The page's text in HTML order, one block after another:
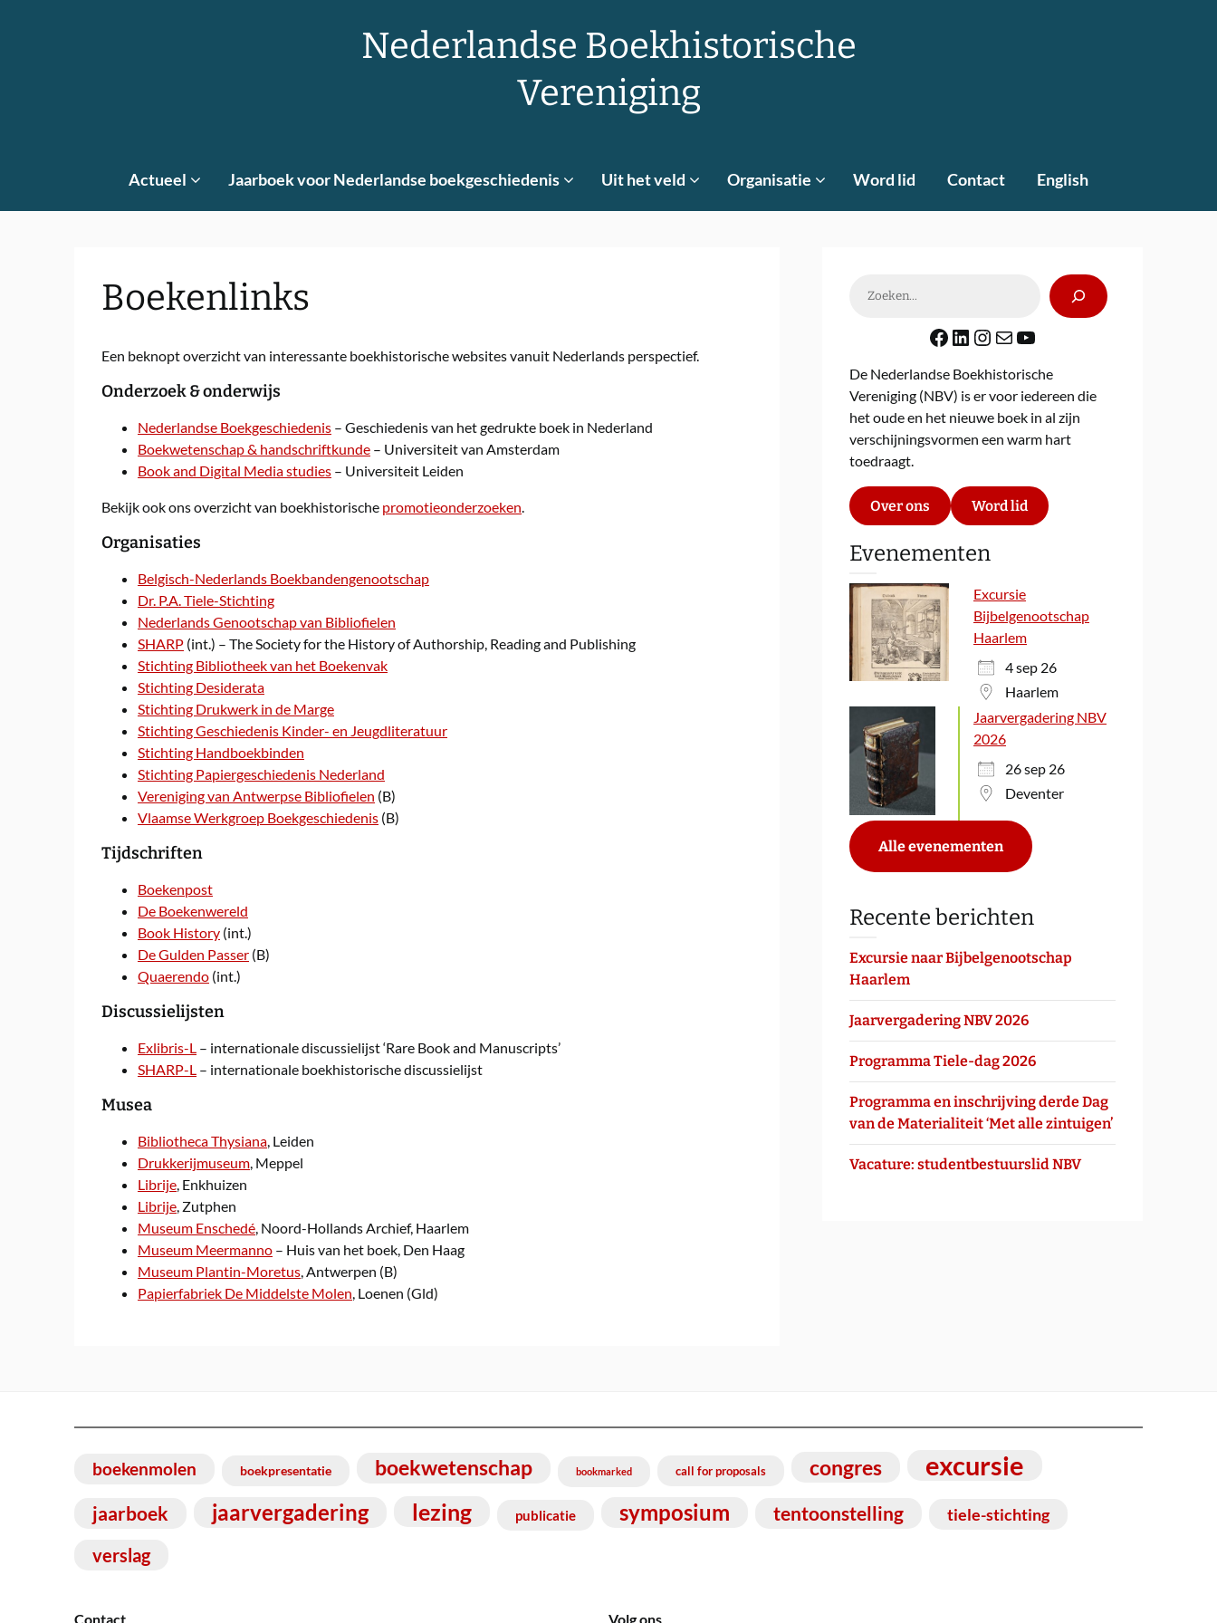
Nederlandse Boekhistorische
Vereniging
Actueel Jaarboek voor Nederlandse boekgeschiedenis Uit het veld Organisatie Word lid Contact English
Boekenlinks
Een beknopt overzicht van interessante boekhistorische websites vanuit Nederlands perspectief.
Onderzoek & onderwijs
Nederlandse Boekgeschiedenis – Geschiedenis van het gedrukte boek in Nederland
Boekwetenschap & handschriftkunde – Universiteit van Amsterdam
Book and Digital Media studies – Universiteit Leiden
Bekijk ook ons overzicht van boekhistorische promotieonderzoeken.
Organisaties
Belgisch-Nederlands Boekbandengenootschap
Dr. P.A. Tiele-Stichting
Nederlands Genootschap van Bibliofielen
SHARP (int.) – The Society for the History of Authorship, Reading and Publishing
Stichting Bibliotheek van het Boekenvak
Stichting Desiderata
Stichting Drukwerk in de Marge
Stichting Geschiedenis Kinder- en Jeugdliteratuur
Stichting Handboekbinden
Stichting Papiergeschiedenis Nederland
Vereniging van Antwerpse Bibliofielen (B)
Vlaamse Werkgroep Boekgeschiedenis (B)
Tijdschriften
Boekenpost
De Boekenwereld
Book History (int.)
De Gulden Passer (B)
Quaerendo (int.)
Discussielijsten
Exlibris-L – internationale discussielijst ‘Rare Book and Manuscripts’
SHARP-L – internationale boekhistorische discussielijst
Musea
Bibliotheca Thysiana, Leiden
Drukkerijmuseum, Meppel
Librije, Enkhuizen
Librije, Zutphen
Museum Enschedé, Noord-Hollands Archief, Haarlem
Museum Meermanno – Huis van het boek, Den Haag
Museum Plantin-Moretus, Antwerpen (B)
Papierfabriek De Middelste Molen, Loenen (Gld)
Facebook
LinkedIn
Instagram
E-mailYouTube
De Nederlandse Boekhistorische
Vereniging (NBV) is er voor iedereen die
het oude en het nieuwe boek in al zijn
verschijningsvormen een warm hart
toedraagt.
Over ons Word lid
Evenementen
Excursie
Bijbelgenootschap
Haarlem
4 sep 26
Haarlem
Jaarvergadering NBV
2026
26 sep 26
Deventer
Alle evenementen
Recente berichten
Excursie naar Bijbelgenootschap
Haarlem
Jaarvergadering NBV 2026
Programma Tiele-dag 2026
Programma en inschrijving derde Dag
van de Materialiteit ‘Met alle zintuigen’
Vacature: studentbestuurslid NBV
boekenmolen boekpresentatie boekwetenschap bookmarked call for proposals congres excursie
jaarboek jaarvergadering lezing publicatie symposium tentoonstelling tiele-stichting
verslag
Contact Volg ons